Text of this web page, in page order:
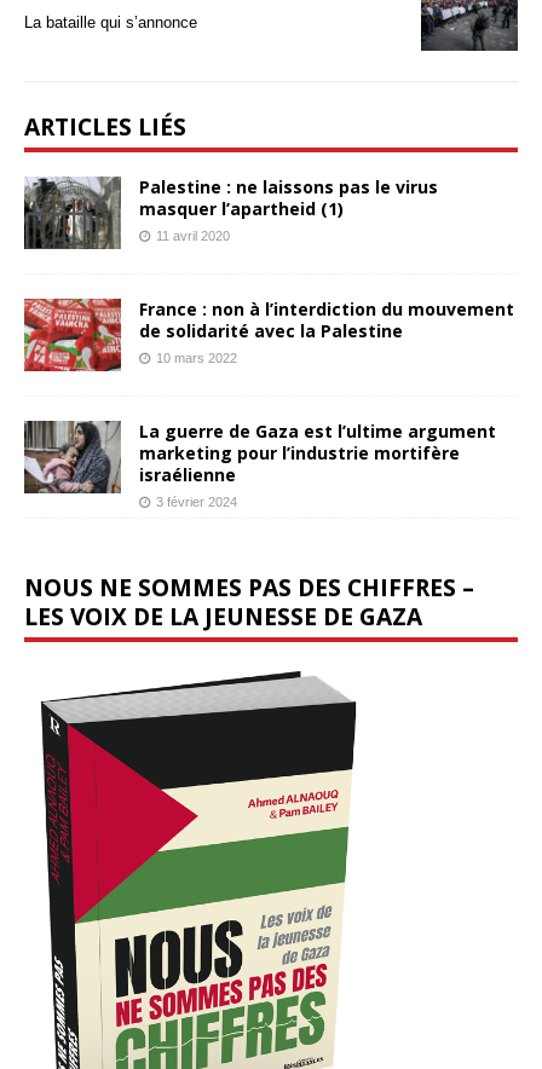
La bataille qui s’annonce
ARTICLES LIÉS
Palestine : ne laissons pas le virus
masquer l’apartheid (1)
11 avril 2020
France : non à l’interdiction du mouvement
de solidarité avec la Palestine
10 mars 2022
La guerre de Gaza est l’ultime argument
marketing pour l’industrie mortifère
israélienne
3 février 2024
NOUS NE SOMMES PAS DES CHIFFRES –
LES VOIX DE LA JEUNESSE DE GAZA